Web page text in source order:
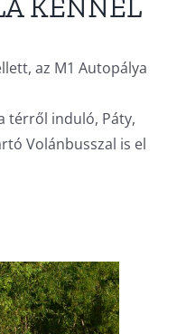
KENNEL
az M1 Autopálya
térről induló, Páty,
Volánbusszal is el